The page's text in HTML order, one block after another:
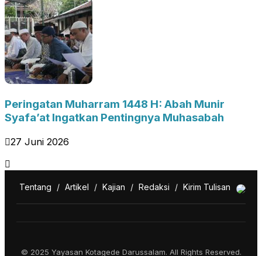
Peringatan Muharram 1448 H: Abah Munir
Syafa’at Ingatkan Pentingnya Muhasabah
27 Juni 2026
Tentang / Artikel / Kajian / Redaksi / Kirim Tulisan
© 2025 Yayasan Kotagede Darussalam. All Rights Reserved.